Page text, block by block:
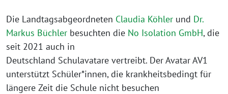
Die Landtagsabgeordneten Claudia Köhler und Dr.
Markus Büchler besuchten die No Isolation GmbH, die
seit 2021 auch in
Deutschland Schulavatare vertreibt. Der Avatar AV1
unterstützt Schüler*innen, die krankheitsbedingt für
längere Zeit die Schule nicht besuchen